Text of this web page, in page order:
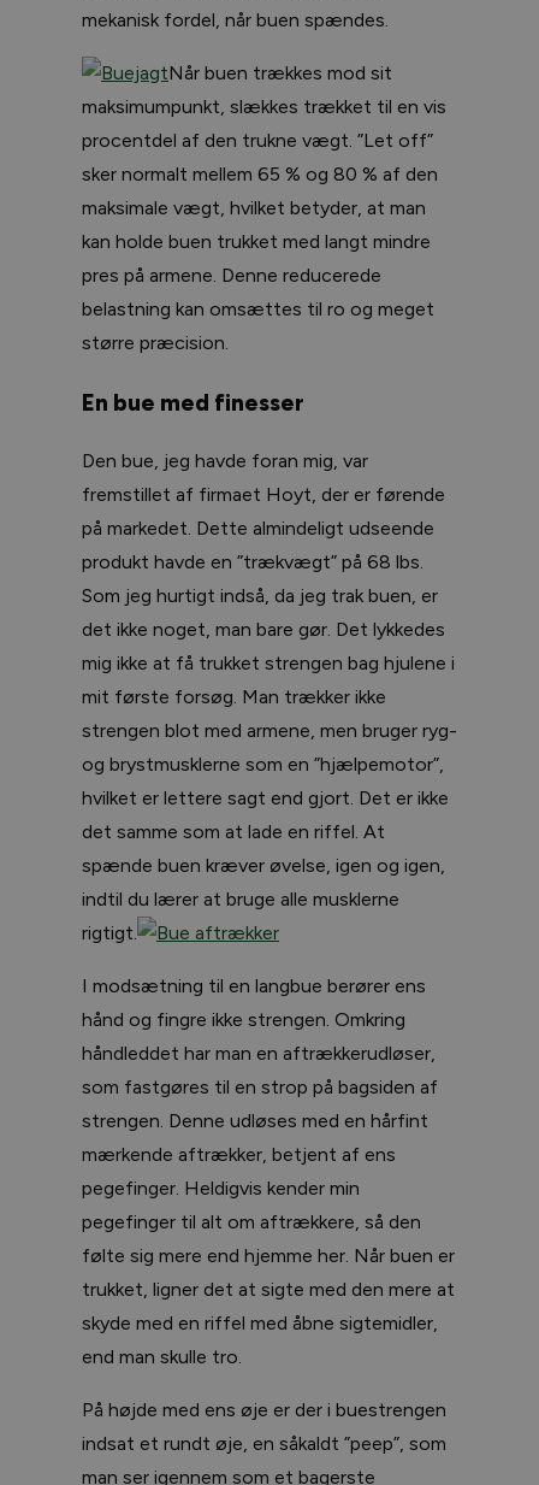
mekanisk fordel, når buen spændes.
Når buen trækkes mod sit
maksimumpunkt, slækkes trækket til en vis
procentdel af den trukne vægt. ”Let off”
sker normalt mellem 65 % og 80 % af den
maksimale vægt, hvilket betyder, at man
kan holde buen trukket med langt mindre
pres på armene. Denne reducerede
belastning kan omsættes til ro og meget
større præcision.
En bue med finesser
Den bue, jeg havde foran mig, var
fremstillet af firmaet Hoyt, der er førende
på markedet. Dette almindeligt udseende
produkt havde en ”trækvægt” på 68 lbs.
Som jeg hurtigt indså, da jeg trak buen, er
det ikke noget, man bare gør. Det lykkedes
mig ikke at få trukket strengen bag hjulene i
mit første forsøg. Man trækker ikke
strengen blot med armene, men bruger ryg-
og brystmusklerne som en ”hjælpemotor”,
hvilket er lettere sagt end gjort. Det er ikke
det samme som at lade en riffel. At
spænde buen kræver øvelse, igen og igen,
indtil du lærer at bruge alle musklerne
rigtigt.
I modsætning til en langbue berører ens
hånd og fingre ikke strengen. Omkring
håndleddet har man en aftrækkerudløser,
som fastgøres til en strop på bagsiden af
strengen. Denne udløses med en hårfint
mærkende aftrækker, betjent af ens
pegefinger. Heldigvis kender min
pegefinger til alt om aftrækkere, så den
følte sig mere end hjemme her. Når buen er
trukket, ligner det at sigte med den mere at
skyde med en riffel med åbne sigtemidler,
end man skulle tro.
På højde med ens øje er der i buestrengen
indsat et rundt øje, en såkaldt ”peep”, som
man ser igennem som et bagerste